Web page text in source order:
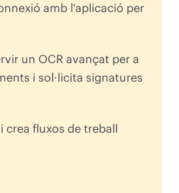
amb l'aplicació per
un OCR avançat per a
i sol·licita signatures
crea fluxos de treball